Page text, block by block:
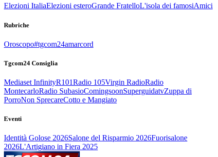
Elezioni ItaliaElezioni esteroGrande FratelloL'isola dei famosiAmici
Rubriche
Oroscopo#tgcom24amarcord
Tgcom24 Consiglia
Mediaset InfinityR101Radio 105Virgin RadioRadio
MontecarloRadio SubasioComingsoonSuperguidatvZuppa di
PorroNon SprecareCotto e Mangiato
Eventi
Identità Golose 2026Salone del Risparmio 2026Fuorisalone
2026L'Artigiano in Fiera 2025